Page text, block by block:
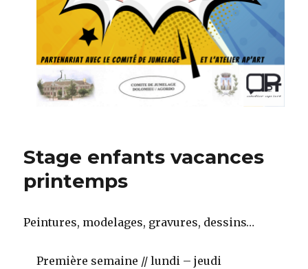
Stage enfants vacances
printemps
Peintures, modelages, gravures, dessins…
Première semaine // lundi – jeudi